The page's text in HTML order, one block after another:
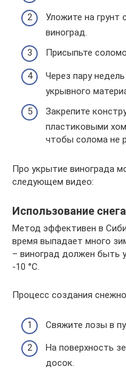
Уложите на грунт
виноград.
Присыпьте
Через пару
укрывного
Закрепите
пластиковыми
чтобы солома не
Про укрытие винограда
следующем видео:
Использование снега
Метод эффективен в
время выпадает много
– виноград должен быть
-10 °С.
Процесс создания
Свяжите лозы в
На поверхность
досок.